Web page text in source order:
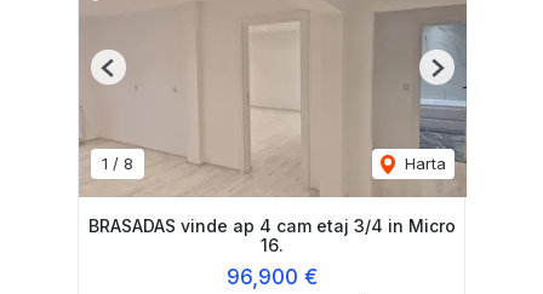
1 / 8 Harta
Previous Next
BRASADAS vinde ap 4 cam etaj 3/4 in Micro
16.
96,900 €